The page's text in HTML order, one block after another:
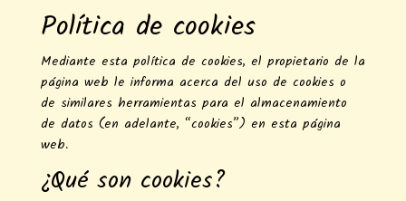
Política de cookies
Mediante esta política de cookies, el propietario de la
página web le informa acerca del uso de cookies o
de similares herramientas para el almacenamiento
de datos (en adelante, “cookies”) en esta página
web.
¿Qué son cookies?